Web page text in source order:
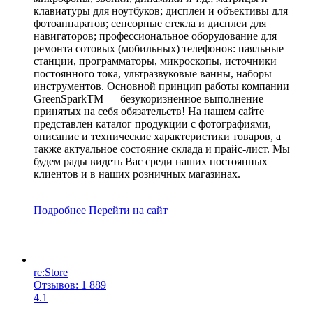
клавиатуры для ноутбуков; дисплеи и объективы для
фотоаппаратов; сенсорные стекла и дисплеи для
навигаторов; профессиональное оборудование для
ремонта сотовых (мобильных) телефонов: паяльные
станции, программаторы, микроскопы, источники
постоянного тока, ультразвуковые ванны, наборы
инструментов. Основной принцип работы компании
GreenSparkTM — безукоризненное выполнение
принятых на себя обязательств! На нашем сайте
представлен каталог продукции с фотографиями,
описание и технические характеристики товаров, а
также актуальное состояние склада и прайс-лист. Мы
будем рады видеть Вас среди наших постоянных
клиентов и в наших розничных магазинах.
Подробнее Перейти на сайт
re:Store
Отзывов: 1 889
4.1